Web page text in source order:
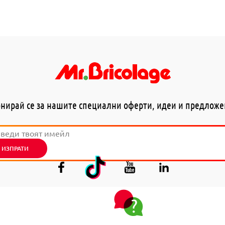
се за нашите специални оферти, идеи и
ИЗПРАТИ